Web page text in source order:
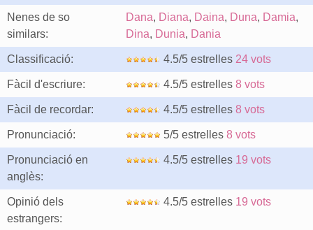
Nenes de so
similars:
Dana, Diana, Daina, Duna, Damia,
Dina, Dunia, Dania
Classificació: 4.5/5 estrelles 24 vots
Fàcil d'escriure: 4.5/5 estrelles 8 vots
Fàcil de recordar: 4.5/5 estrelles 8 vots
Pronunciació: 5/5 estrelles 8 vots
Pronunciació en
anglès:
4.5/5 estrelles 19 vots
Opinió dels
estrangers:
4.5/5 estrelles 19 vots